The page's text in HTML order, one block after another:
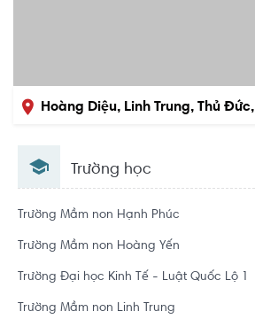
Hoàng Diệu, Linh Trung, Thủ Đức,
Trường học
Trường Mầm non Hạnh Phúc
Trường Mầm non Hoàng Yến
Trường Đại học Kinh Tế - Luật Quốc Lộ 1
Trường Mầm non Linh Trung